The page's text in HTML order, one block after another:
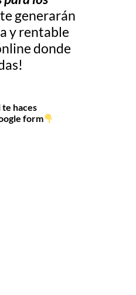
generarán
y rentable
donde
haces
form